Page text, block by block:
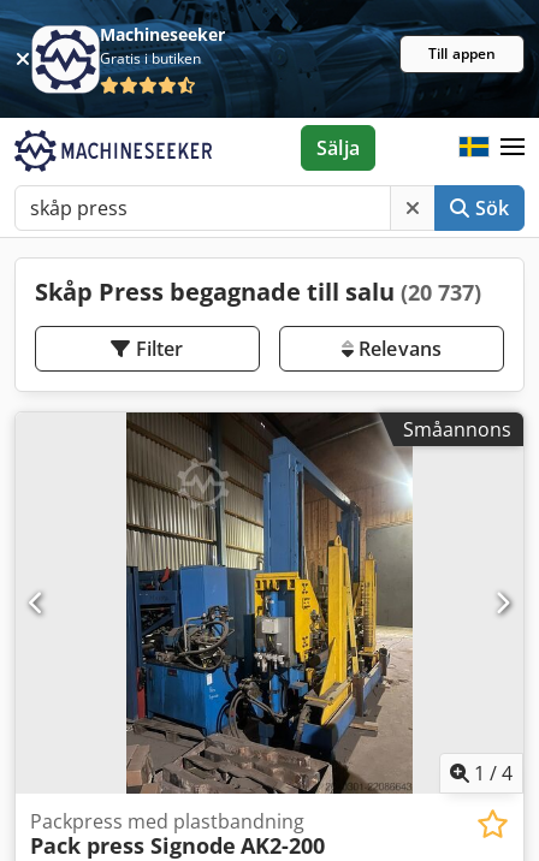
Machineseeker
Gratis i butiken Till appen
Sök
Sälja
Skåp Press begagnade till salu (20 737)
Filter Relevans
Småannons
1 /4
Packpress med plastbandning
Pack press Signode AK2-200